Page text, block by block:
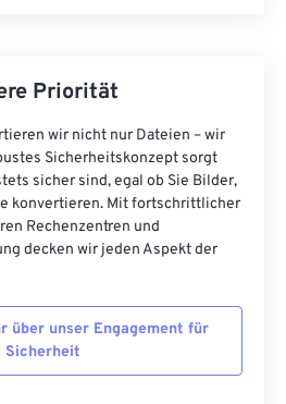
Priorität
wir nicht nur Dateien – wir
Sicherheitskonzept sorgt
sicher sind, egal ob Sie Bilder,
konvertieren. Mit fortschrittlicher
Rechenzentren und
decken wir jeden Aspekt der
über unser Engagement für
Sicherheit